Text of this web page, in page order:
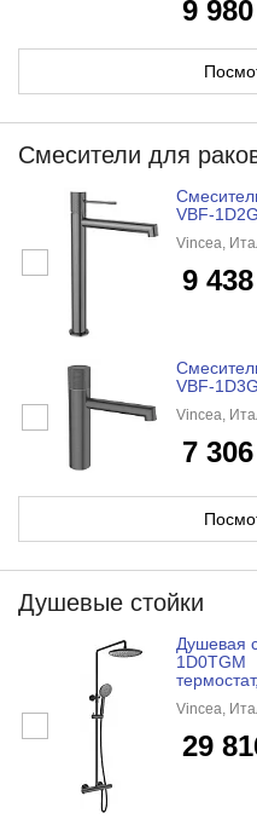
9 980
Смесители для
VBF-
Vincea,
9 438
VBF-
Vincea,
7 306
Душевые стойки
Душевая
1D0TGM
Vincea,
29